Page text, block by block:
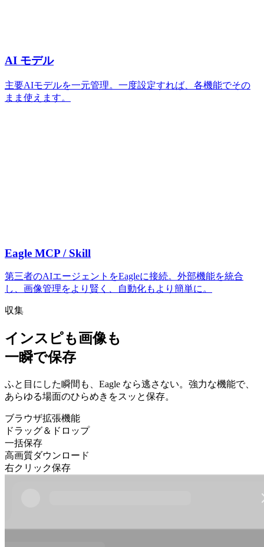
AI モデル
主要AIモデルを一元管理。一度設定すれば、各機能でその
まま使えます。
Eagle MCP / Skill
第三者のAIエージェントをEagleに接続。外部機能を統合
し、画像管理をより賢く、自動化もより簡単に。
収集
インスピも画像も
一瞬で保存
ふと目にした瞬間も、Eagle なら逃さない。強力な機能で、
あらゆる場面のひらめきをスッと保存。
ブラウザ拡張機能
ドラッグ＆ドロップ
一括保存
高画質ダウンロード
右クリック保存